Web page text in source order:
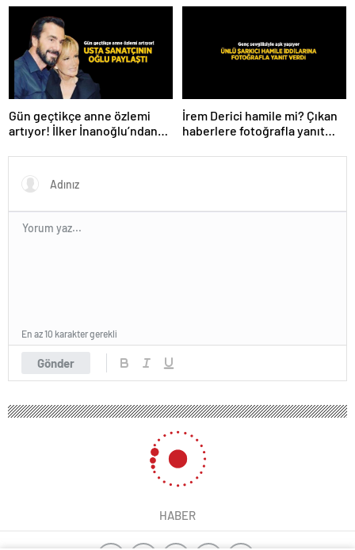
sosyal medyadan duyurdu
davasında sürpriz isim tanık
Gün geçtikçe anne özlemi
artıyor! İlker İnanoğlu’ndan
İrem Derici hamile mi? Çıkan
haberlere fotoğrafla yanıt
Gönder
En az 10 karakter gerekli
HABER